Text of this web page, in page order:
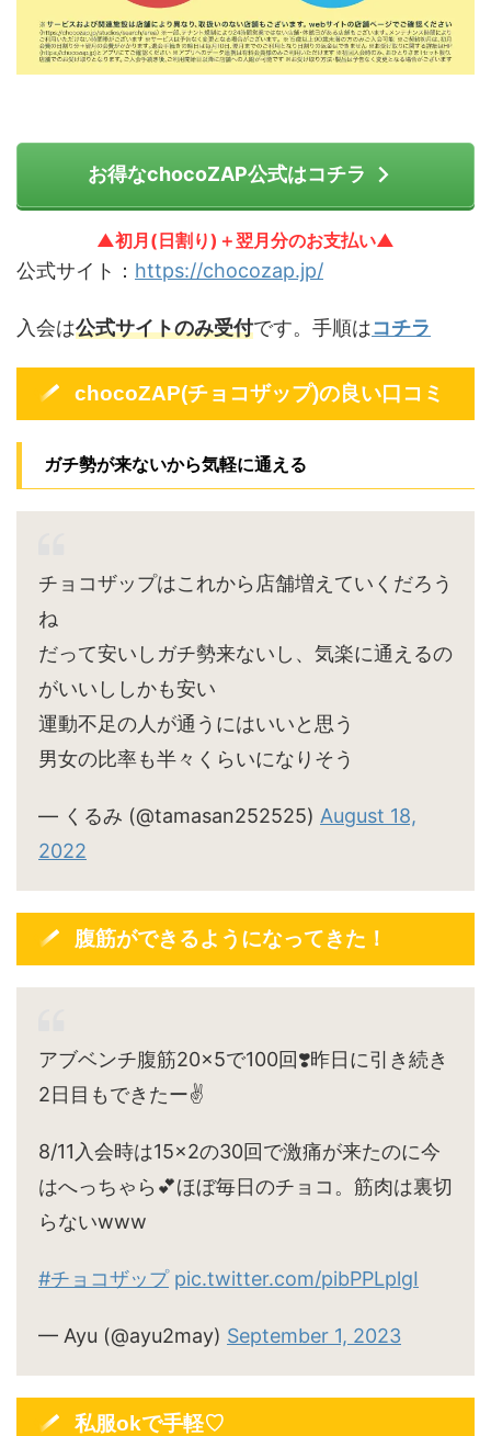
お得なchocoZAP公式はコチラ
▲初月(日割り)＋翌月分のお支払い▲
公式サイト： https://chocozap.jp/
入会は公式サイトのみ受付です。手順はコチラ
chocoZAP(チョコザップ)の良い口コミ
ガチ勢が来ないから気軽に通える
チョコザップはこれから店舗増えていくだろう
ね
だって安いしガチ勢来ないし、気楽に通えるの
がいいししかも安い
運動不足の人が通うにはいいと思う
男女の比率も半々くらいになりそう
— くるみ (@tamasan252525) August 18,
2022
腹筋ができるようになってきた！
アブベンチ腹筋20×5で100回❣️昨日に引き続き
2日目もできたー✌️
8/11入会時は15×2の30回で激痛が来たのに今
はへっちゃら💕ほぼ毎日のチョコ。筋肉は裏切
らないwww
#チョコザップ pic.twitter.com/pibPPLplgI
— Ayu (@ayu2may) September 1, 2023
私服okで手軽♡